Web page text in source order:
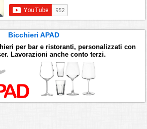
Bicchieri APAD
per bar e ristoranti, personalizzati con
Lavorazioni anche conto terzi.